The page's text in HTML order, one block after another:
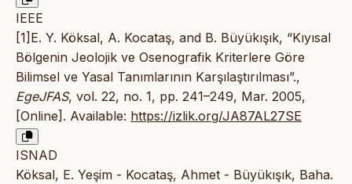
IEEE
[1]E. Y. Köksal, A. Kocataş, and B. Büyükışık, “Kıyısal
Bölgenin Jeolojik ve Osenografik Kriterlere Göre
Bilimsel ve Yasal Tanımlarının Karşılaştırılması”.,
EgeJFAS, vol. 22, no. 1, pp. 241–249, Mar. 2005,
[Online]. Available: https://izlik.org/JA87AL27SE
ISNAD
Köksal, E. Yeşim - Kocataş, Ahmet - Büyükışık, Baha.